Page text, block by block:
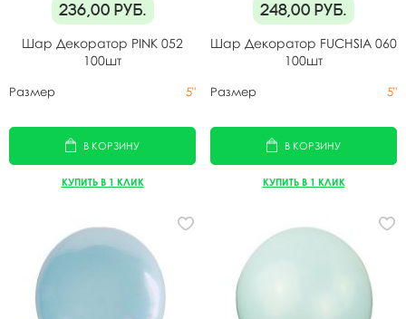
236,00 руб.
Шар Декоратор PINK 052
100шт
Размер 5"
В КОРЗИНУ
КУПИТЬ В 1 КЛИК
248,00 руб.
Шар Декоратор FUCHSIA 060
100шт
Размер 5"
В КОРЗИНУ
КУПИТЬ В 1 КЛИК